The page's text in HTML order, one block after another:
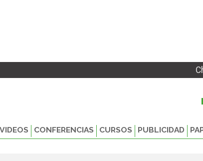
VIDEOS CONFERENCIAS CURSOS PUBLICIDAD